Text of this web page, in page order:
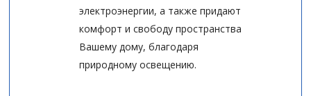
электроэнергии, а также придают
комфорт и свободу пространства
Вашему дому, благодаря
природному освещению.